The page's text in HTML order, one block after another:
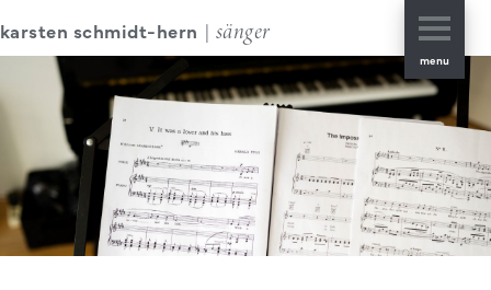
start
über mich
repertoire
notizen
termine
karsten schmidt-hern | sänger
menu